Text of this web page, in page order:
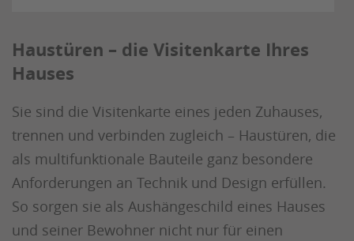
Haustüren – die Visitenkarte Ihres
Hauses
Sie sind die Visitenkarte eines jeden Zuhauses,
trennen und verbinden zugleich – Haustüren, die
als multifunktionale Bauteile ganz besondere
Anforderungen an Technik und Design erfüllen.
So sorgen sie als Aushängeschild eines Hauses
und seiner Bewohner nicht nur für einen